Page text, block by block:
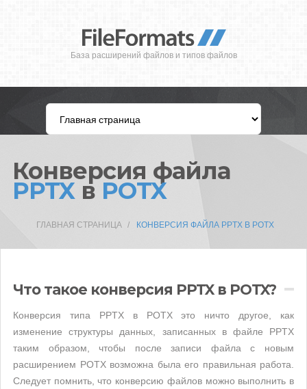
База расширений файлов и типов файлов
Конверсия файла
PPTXв POTX
ГЛАВНАЯ СТРАНИЦА КОНВЕРСИЯ ФАЙЛА PPTX В POTX
Что такое конверсия PPTX в POTX?
Конверсия типа PPTX в POTX это ничто другое, как
изменение структуры данных, записанных в файле PPTX
таким образом, чтобы после записи файла с новым
расширением POTX возможна была его правильная работа.
Следует помнить, что конверсию файлов можно выполнить в